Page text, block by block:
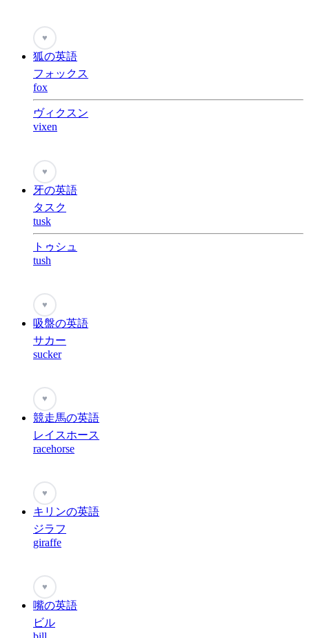
♥
狐の英語
フォックス
fox
ヴィクスン
vixen
♥
牙の英語
タスク
tusk
トゥシュ
tush
♥
吸盤の英語
サカー
sucker
♥
競走馬の英語
レイスホース
racehorse
♥
キリンの英語
ジラフ
giraffe
♥
嘴の英語
ビル